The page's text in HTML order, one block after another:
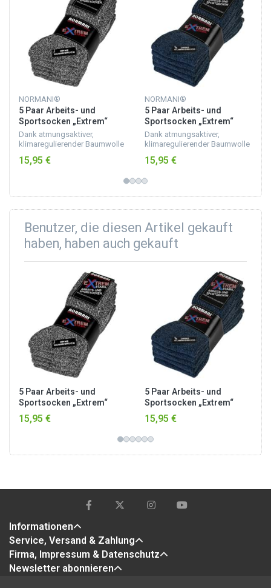
NORMANI®
5 Paar Arbeits- und
Sportsocken „Extrem“
Grau meliert
Dank atmungsaktiver,
klimaregulierender Baumwolle
Arbeits- und Sportsocken
15,95 €
NORMANI®
5 Paar Arbeits- und
Sportsocken „Extrem“
Blau meliert
Dank atmungsaktiver,
klimaregulierender Baumwolle
Arbeits- und Sportsocken
Arbeit.
15,95 €
Benutzer, die diesen Artikel gekauft
haben, haben auch gekauft
5 Paar Arbeits- und
Sportsocken „Extrem“
Grau meliert
15,95 €
5 Paar Arbeits- und
Sportsocken „Extrem“
Blau meliert
15,95 €
Informationen
Service, Versand & Zahlung
Firma, Impressum & Datenschutz
Newsletter abonnieren